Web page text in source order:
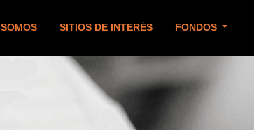
SITIOS DE INTERÉS FONDOS